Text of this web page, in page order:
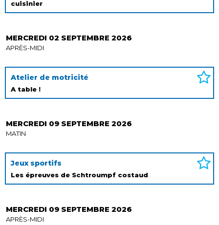
cuisinier
Atelier de motricité
A table !
MERCREDI 02 SEPTEMBRE 2026
APRÈS-MIDI
Jeux sportifs
Les épreuves de Schtroumpf costaud
MERCREDI 09 SEPTEMBRE 2026
MATIN
MERCREDI 09 SEPTEMBRE 2026
APRÈS-MIDI